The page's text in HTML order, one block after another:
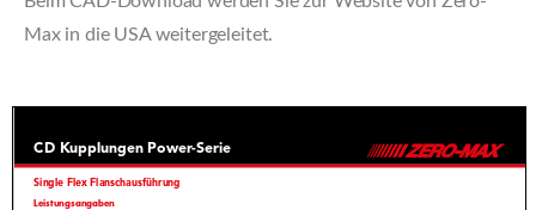
Max in die USA weitergeleitet.